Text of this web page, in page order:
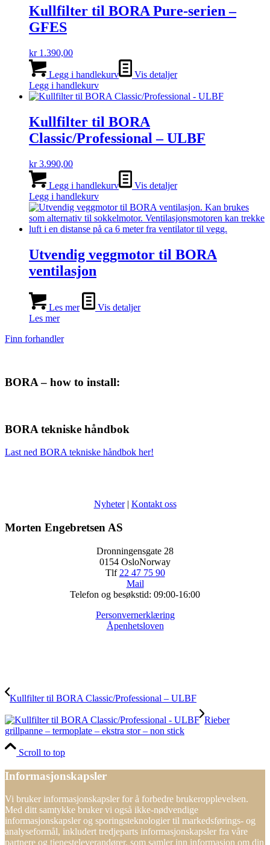
Kullfilter til BORA Pure-serien –
GFES
kr1.390,00
Legg i handlekurv
Vis detaljer
Legg i handlekurv
Kullfilter til BORA
Classic/Professional – ULBF
kr3.990,00
Legg i handlekurv
Vis detaljer
Legg i handlekurv
Utvendig veggmotor til BORA
ventilasjon
Les mer
Vis detaljer
Les mer
Finn forhandler
BORA – how to install:
BORA tekniske håndbok
Last ned BORA tekniske håndbok her!
Nyheter| Kontakt oss
Morten Engebretsen AS
Dronningensgate 28
0154 OsloNorway
Tlf 22 47 75 90
Mail
Telefon og besøkstid: 09:00-16:00
Personvernerklæring
Åpenhetsloven
Kullfilter til BORA Classic/Professional – ULBF
Rieber
grillpanne – termoplate – ekstra stor – non stick
Scroll to top
Informasjonskapsler
Vi bruker informasjonskapsler for å forbedre brukeropplevelsen.
Med ditt samtykke bruker vi også ikke-nødvendige
informasjonskapsler og sporingsteknologier til markedsførings- og
analyseformål, inkludert tredjeparts informasjonskapsler fra våre
partnere og tjenesteleverandører, som samler inn informasjon om din